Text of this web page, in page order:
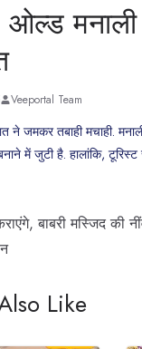
Veeportal Team
ने जमकर तबाही मचाही.
में जुटी है. हालांकि,
बाबरी मस्‍जि‍द की
Like